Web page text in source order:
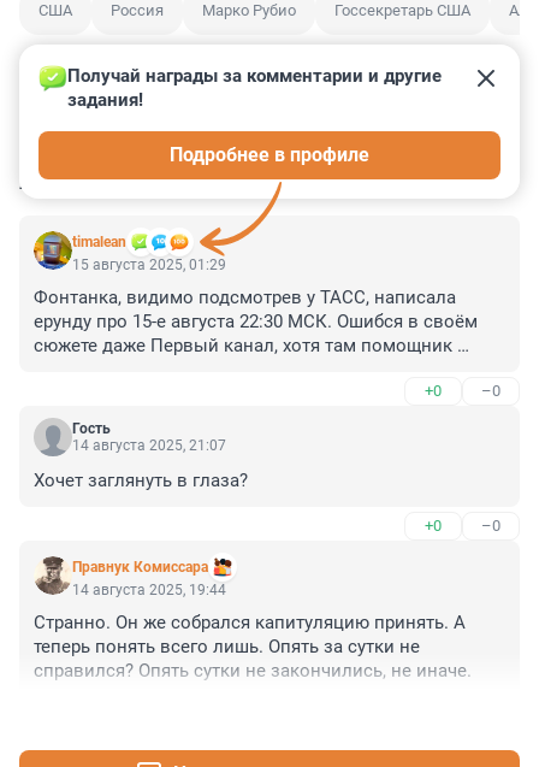
США Россия Марко Рубио Госсекретарь США
КОММЕНТАРИИ 31
timalean
Получай награды за комментарии и другие
задания!
Подробнее в профиле
15 августа 2025, 01:29
Фонтанка, видимо подсмотрев у ТАСС, написала
ерунду про 15-е августа 22:30 МСК. Ошибся в своём
сюжете даже Первый канал, хотя там помощник
времени". А теперь, собственно, в чём ошибка,
спросите? Всё просто – 11:30 15-го августа по
местному времени Анкориджа это да, 22:30, но не 15-
особенно линия перемены дат, штука коварная.
+0 –0
Гость
14 августа 2025, 21:07
Хочет заглянуть в глаза?
+0 –0
Правнук Комиссара
14 августа 2025, 19:44
Странно. Он же собрался капитуляцию принять. А
теперь понять всего лишь. Опять за сутки не
справился? Опять сутки не закончились, не иначе.